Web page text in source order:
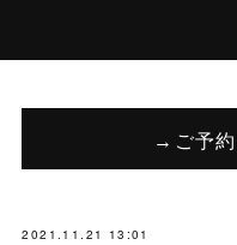
→ご予
2021.11.21 13:01